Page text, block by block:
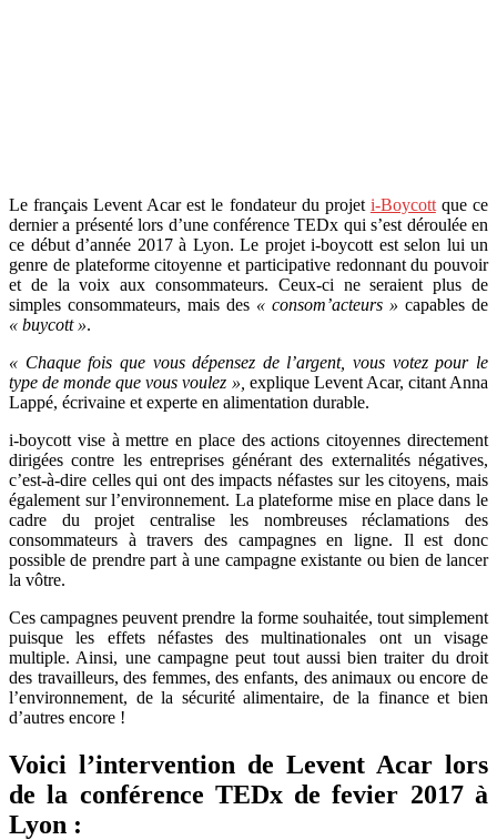
Le français Levent Acar est le fondateur du projet i-Boycottque ce
dernier a présenté lors d’une conférence TEDx qui s’est déroulée en
ce début d’année 2017 à Lyon. Le projet i-boycott est selon lui un
genre de plateforme citoyenne et participative redonnant du pouvoir
et de la voix aux consommateurs. Ceux-ci ne seraient plus de
simples consommateurs, mais des « consom’acteurs » capables de
« buycott ».
« Chaque fois que vous dépensez de l’argent, vous votez pour le
type de monde que vous voulez », explique Levent Acar, citant Anna
Lappé, écrivaine et experte en alimentation durable.
i-boycott vise à mettre en place des actions citoyennes directement
dirigées contre les entreprises générant des externalités négatives,
c’est-à-dire celles qui ont des impacts néfastes sur les citoyens, mais
également sur l’environnement. La plateforme mise en place dans le
cadre du projet centralise les nombreuses réclamations des
consommateurs à travers des campagnes en ligne. Il est donc
possible de prendre part à une campagne existante ou bien de lancer
la vôtre.
Ces campagnes peuvent prendre la forme souhaitée, tout simplement
puisque les effets néfastes des multinationales ont un visage
multiple. Ainsi, une campagne peut tout aussi bien traiter du droit
des travailleurs, des femmes, des enfants, des animaux ou encore de
l’environnement, de la sécurité alimentaire, de la finance et bien
d’autres encore !
Voici l’intervention de Levent Acar lors
de la conférence TEDx de fevier 2017 à
Lyon :